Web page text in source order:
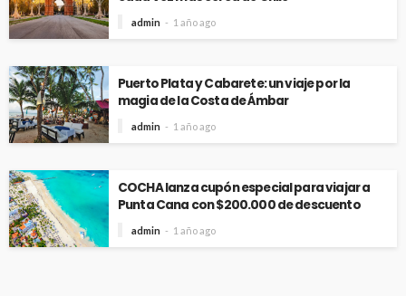
admin 1 año ago
Puerto Plata y Cabarete: un viaje por la
magia de la Costa de Ámbar
admin 1 año ago
COCHA lanza cupón especial para viajar a
Punta Cana con $200.000 de descuento
admin 1 año ago